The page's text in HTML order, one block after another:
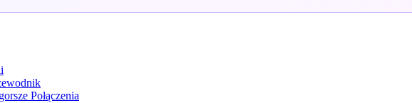
Połączenia